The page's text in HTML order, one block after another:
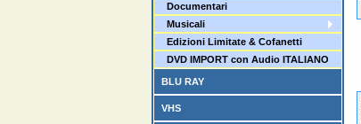
Documentari
Musicali
Edizioni Limitate & Cofanetti
DVD IMPORT con Audio ITALIANO
BLU RAY
VHS